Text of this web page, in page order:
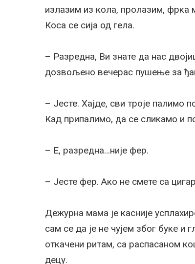
излазим из кола, пролазим,
Коса се сија од гела.
– Разредна, Ви знате да нас
дозвољено вечерас пушење за
– Јесте. Хајде, сви троје палимо
Кад припалимо, да се сликамо и
– Е, разредна…није фер.
– Јесте фер. Ако не смете са
Дежурна мама је касније
сам се да је не чујем због буке и
откачени ритам, са распасаном
децу.